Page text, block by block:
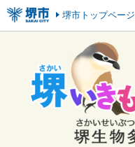
堺市トップページ